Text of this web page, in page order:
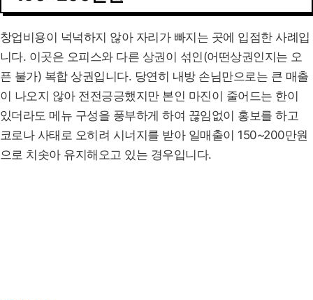
창업비용이 넉넉하지 않아 자리가 빠지는 곳에 입점한 사례입
니다. 이곳은 오피스와 다른 상권이 섞인(어떤상권인지는 오
픈 불가) 복합 상권입니다. 당연히 내방 손님만으로는 큰 매출
이 나오지 않아 전전긍긍했지만 본인 마진이 줄어드는 한이
있더라도 메뉴 구성을 풍부하게 하여 끊임없이 홍보를 하고
코로나 사태로 오히려 시너지를 받아 일매출이 150~200만원
으로 치솟아 유지해오고 있는 경우입니다.